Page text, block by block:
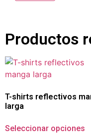
Productos
T-shirts reflectivos
larga
Seleccionar opciones